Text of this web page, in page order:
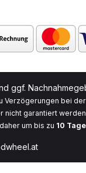
ggf.
Verzögerungen bei
nicht garantiert
um bis zu 10 Tage